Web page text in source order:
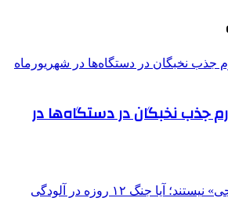
جذب نخبگان در دستگاه‌ها در